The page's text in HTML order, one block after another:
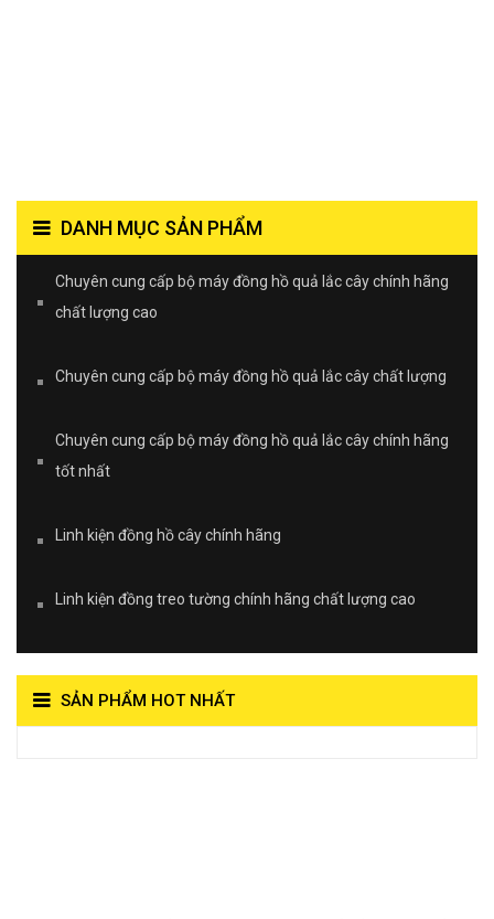
DANH MỤC SẢN PHẨM
Chuyên cung cấp bộ máy đồng hồ quả lắc cây chính hãng
chất lượng cao
Chuyên cung cấp bộ máy đồng hồ quả lắc cây chất lượng
Chuyên cung cấp bộ máy đồng hồ quả lắc cây chính hãng
tốt nhất
Linh kiện đồng hồ cây chính hãng
Linh kiện đồng treo tường chính hãng chất lượng cao
SẢN PHẨM HOT NHẤT